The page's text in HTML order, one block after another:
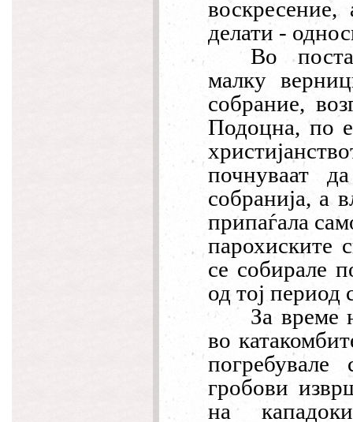
делати -
Во
малку
собрание,
Подоцна, по
х
почнуваат
собранија, а
припаѓала
парохиските
се собирале
од тој
За време
во
гробови из
на